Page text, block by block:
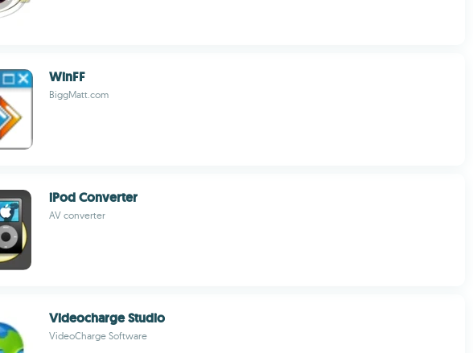
WinFF
BiggMatt.com
iPod Converter
AV converter
Videocharge Studio
VideoCharge Software